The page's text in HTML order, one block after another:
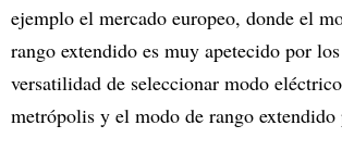
ejemplo el mercado europeo, donde el
rango extendido es muy apetecido por
versatilidad de seleccionar modo
metrópolis y el modo de rango extendido